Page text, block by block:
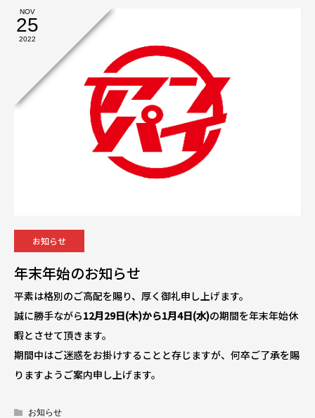
NOV
25
2022
お知らせ
年末年始のお知らせ
平素は格別のご高配を賜り、厚く御礼申し上げます。
誠に勝手ながら12月29日(木)から1月4日(水)の期間を年末年始休
暇とさせて頂きます。
期間中はご迷惑をお掛けすることと存じますが、何卒ご了承を賜
りますようご案内申し上げます。
お知らせ